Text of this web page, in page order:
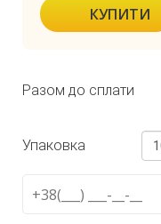
КУПИТИ
Разом до сплати
Упаковка